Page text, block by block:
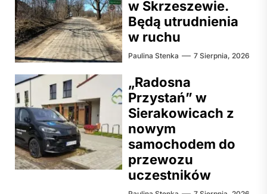
w Skrzeszewie.
Będą utrudnienia
w ruchu
Paulina Stenka 7 Sierpnia, 2026
„Radosna
Przystań” w
Sierakowicach z
nowym
samochodem do
przewozu
uczestników